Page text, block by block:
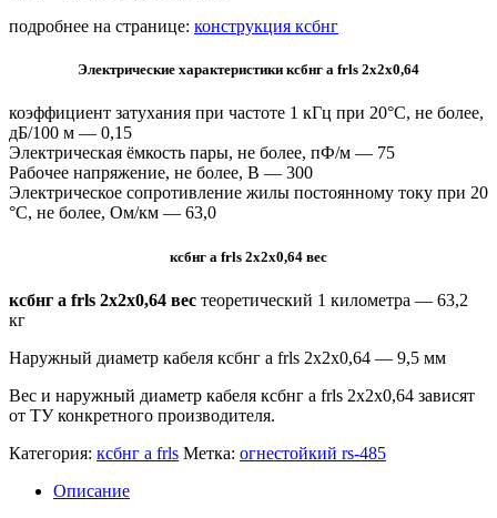
подробнее на странице: конструкция ксбнг
Электрические характеристики ксбнг а frls 2х2х0,64
коэффициент затухания при частоте 1 кГц при 20°С, не более,
дБ/100 м — 0,15
Электрическая ёмкость пары, не более, пФ/м — 75
Рабочее напряжение, не более, В — 300
Электрическое сопротивление жилы постоянному току при 20
°C, не более, Ом/км — 63,0
ксбнг а frls 2х2х0,64 вес
ксбнг а frls 2х2х0,64 вес теоретический 1 километра — 63,2
кг
Наружный диаметр кабеля ксбнг а frls 2х2х0,64 — 9,5 мм
Вес и наружный диаметр кабеля ксбнг а frls 2х2х0,64 зависят
от ТУ конкретного производителя.
Категория: ксбнг а frls Метка: огнестойкий rs-485
Описание